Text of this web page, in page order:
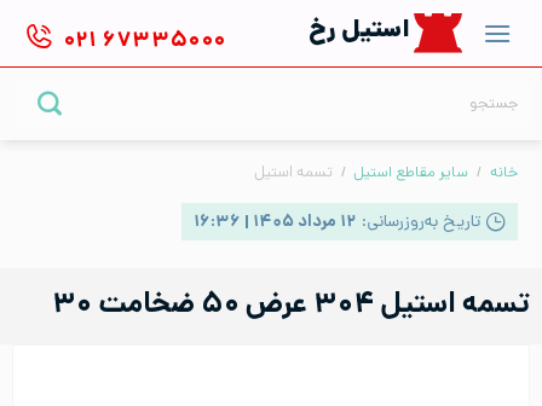
content
استیل رخ ۰۲۱ ۶۷۳۳۵۰۰۰
خانه / سایر مقاطع استیل / تسمه استیل
تاریخ به‌روزرسانی: ۱۲ مرداد ۱۴۰۵ | ۱۶:۳۶
تسمه استیل ۳۰۴ عرض ۵۰ ضخامت ۳۰